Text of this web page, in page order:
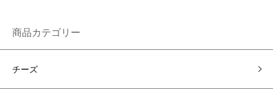
商品カテゴリー
チーズ